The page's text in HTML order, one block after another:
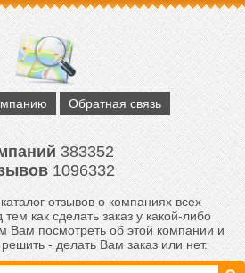
Обратная связь
383352
1096332
отзывов о компаниях всех
как сделать заказ у какой-либо
Вам посмотреть об этой компании и
решить - делать Вам заказ или нет.